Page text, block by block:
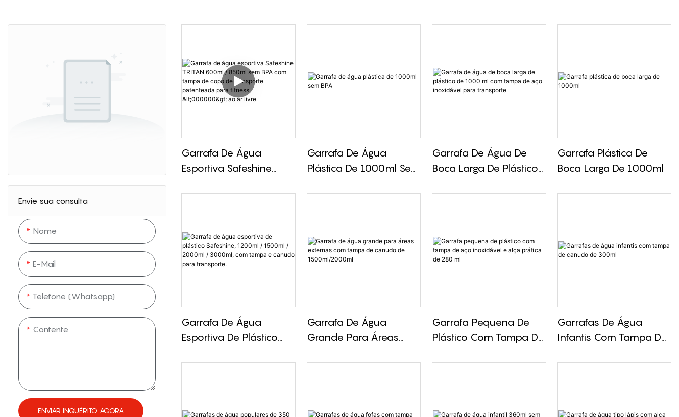
Envie sua consulta
Nome
E-Mail
Telefone (Whatsapp)
Contente
ENVIAR INQUÉRITO AGORA
Garrafa De Água
Esportiva Safeshine
<000000> Ao Ar Livre
Garrafa De Água
Plástica De 1000ml Sem
Garrafa De Água De
Boca Larga De Plástico
Garrafa Plástica De
Boca Larga De 1000ml
Garrafa De Água
Esportiva De Plástico
Transporte.
Garrafa De Água
Grande Para Áreas
Garrafa Pequena De
Plástico Com Tampa De
Garrafas De Água
Infantis Com Tampa De